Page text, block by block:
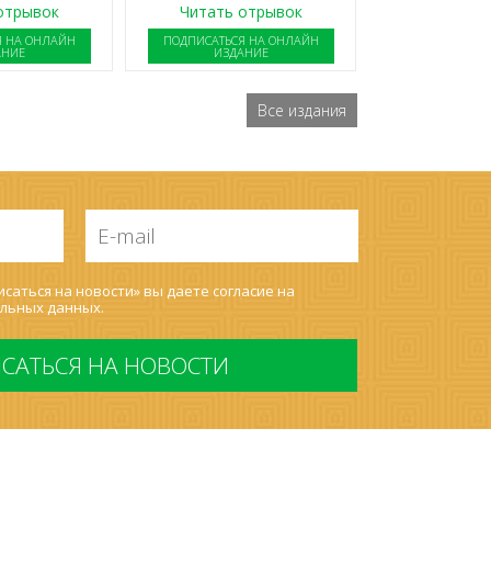
НА ОНЛАЙН
Читать отрывок
ПОДПИСАТЬСЯ НА ОНЛАЙН
ИЗДАНИЕ
Все издания
mail
*
на новости» вы даете согласие на
данных.